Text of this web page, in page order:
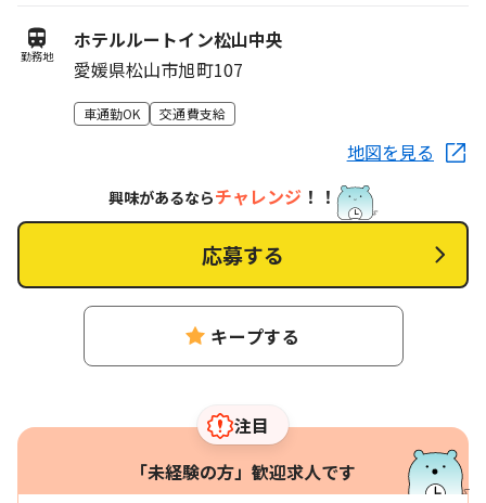
勤務地
ホテルルートイン松山中央
愛媛県松山市旭町107
車通勤OK 交通費支給
地図を見る
キープする
興味があるならチャレンジ ！！
応募する
注目
「未経験の方」歓迎求人です